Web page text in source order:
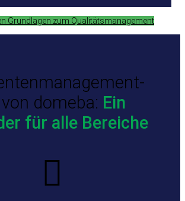
Grundlagen zum Qualitätsmanagement
domeba: Ein
für alle Bereiche